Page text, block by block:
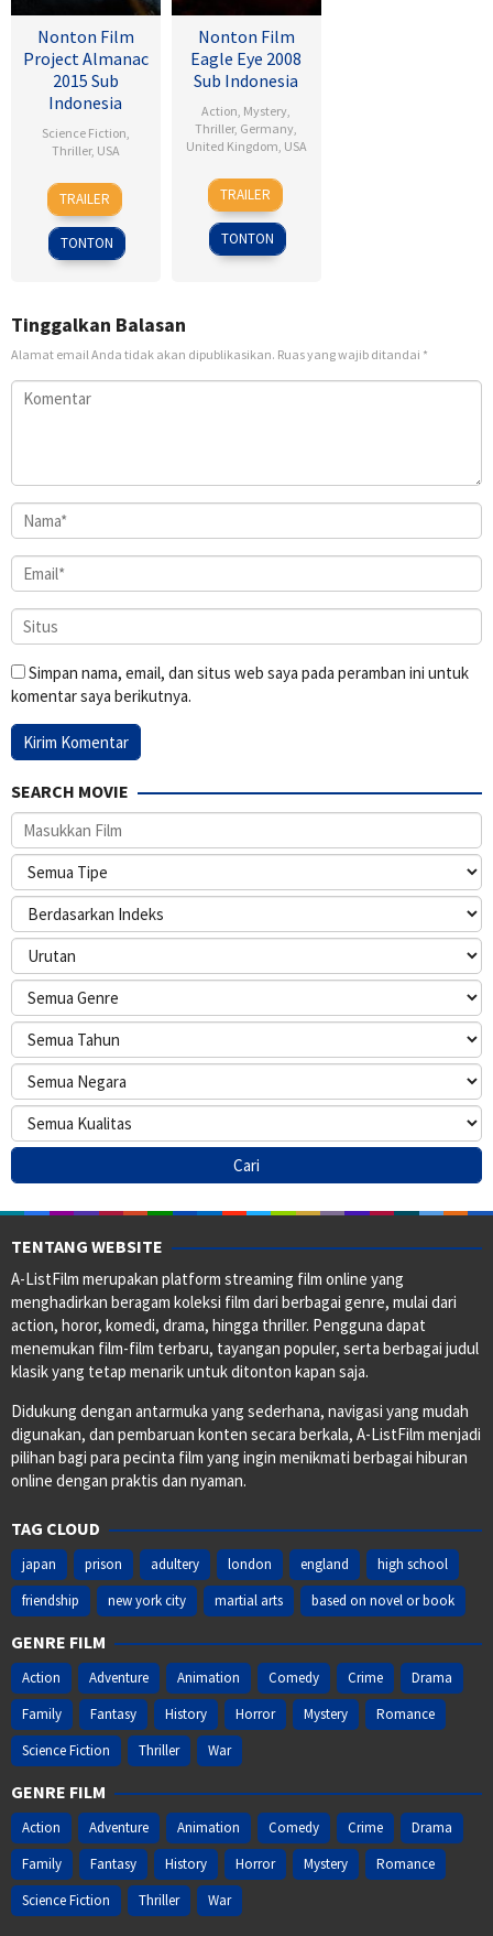
Nonton Film
Project Almanac
2015 Sub
Indonesia
Science Fiction,
Thriller, USA
28
Jan
2015
Dean
Israelite
TRAILER
TONTON
Nonton Film
Eagle Eye 2008
Sub Indonesia
Action, Mystery,
Thriller, Germany,
United Kingdom, USA
25
Sep
2008
D.J.
Caruso
TRAILER
TONTON
Tinggalkan Balasan
Alamat email Anda tidak akan dipublikasikan. Ruas yang wajib ditandai *
Simpan nama, email, dan situs web saya pada peramban ini untuk
komentar saya berikutnya.
SEARCH MOVIE
TENTANG WEBSITE
A-ListFilm merupakan platform streaming film online yang
menghadirkan beragam koleksi film dari berbagai genre, mulai dari
action, horor, komedi, drama, hingga thriller. Pengguna dapat
menemukan film-film terbaru, tayangan populer, serta berbagai judul
klasik yang tetap menarik untuk ditonton kapan saja.
Didukung dengan antarmuka yang sederhana, navigasi yang mudah
digunakan, dan pembaruan konten secara berkala, A-ListFilm menjadi
pilihan bagi para pecinta film yang ingin menikmati berbagai hiburan
online dengan praktis dan nyaman.
TAG CLOUD
japan prison adultery london england
high school
friendship
new york city martial arts based on novel or book
GENRE FILM
Action Adventure Animation Comedy Crime
Drama
Family
Fantasy History Horror Mystery
Romance
Science Fiction
Thriller War
GENRE FILM
Action Adventure Animation Comedy Crime
Drama
Family
Fantasy History Horror Mystery
Romance
Science Fiction
Thriller War